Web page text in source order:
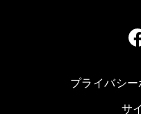
プライバシ
サ